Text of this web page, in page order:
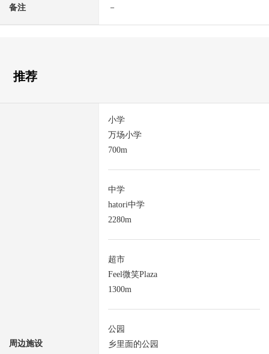
备注 －
推荐
周边施设
小学
万场小学
700m
中学
hatori中学
2280m
超市
Feel微笑Plaza
1300m
公园
乡里面的公园